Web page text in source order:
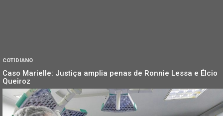
COTIDIANO
Caso Marielle: Justiça amplia penas de Ronnie Lessa e Élcio
Queiroz